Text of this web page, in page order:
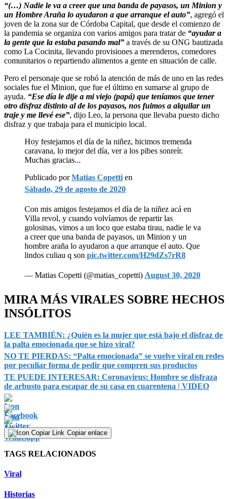
“(…) Nadie le va a creer que una banda de payasos, un Minion y
un Hombre Araña lo ayudaron a que arranque el auto”, agregó el
joven de la zona sur de Córdoba Capital, que desde el comienzo de
la pandemia se organiza con varios amigos para tratar de “ayudar a
la gente que la estaba pasando mal” a través de su ONG bautizada
como La Cocinita, llevando provisiones a merenderos, comedores
comunitarios o repartiendo alimentos a gente en situación de calle.
Pero el personaje que se robó la atención de más de uno en las redes
sociales fue el Minion, que fue el último en sumarse al grupo de
ayuda. “Ese día le dije a mi viejo (papá) que teníamos que tener
otro disfraz distinto al de los payasos, nos fuimos a alquilar un
traje y me llevé ese”, dijo Leo, la persona que llevaba puesto dicho
disfraz y que trabaja para el municipio local.
Hoy festejamos el día de la niñez, hicimos tremenda
caravana, lo mejor del día, ver a los pibes sonreír.
Muchas gracias...
Publicado porMatias Copetti en
Sábado, 29 de agosto de 2020
Con mis amigos festejamos el día de la niñez acá en
Villa revol, y cuando volvíamos de repartir las
golosinas, vimos a un loco que estaba tirau, nadie le va
a creer que una banda de payasos, un Minion y un
hombre araña lo ayudaron a que arranque el auto. Que
lindos culiau q son pic.twitter.com/H29dZs7rR8
— Matias Copetti (@matias_copetti) August 30, 2020
MIRA MÁS VIRALES SOBRE HECHOS
INSÓLITOS
LEE TAMBIÉN: ¿Quién es la mujer que está bajo el disfraz de
la palta emocionada que se hizo viral?
NO TE PIERDAS: “Palta emocionada” se vuelve viral en redes
por peculiar forma de pedir que compren sus productos
TE PUEDE INTERESAR: Coronavirus: Hombre se disfraza
de arbusto para escapar de su casa en cuarentena | VIDEO
Copiar enlace
TAGS RELACIONADOS
Viral
Historias